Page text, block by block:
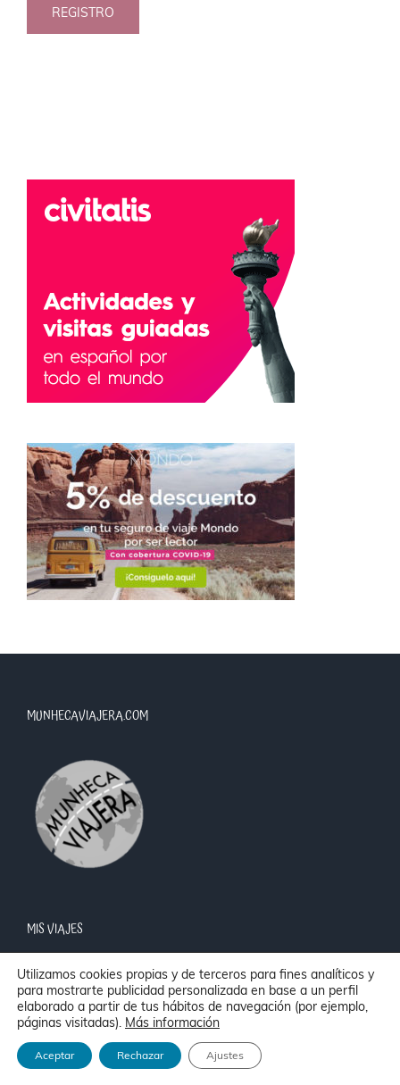
MUNHECAVIAJERA.COM
MIS VIAJES
África
América
Asia
Europa
Oriente medio
Utilizamos cookies propias y de terceros para fines analíticos y
para mostrarte publicidad personalizada en base a un perfil
elaborado a partir de tus hábitos de navegación (por ejemplo,
páginas visitadas). Más información
Aceptar Rechazar Ajustes